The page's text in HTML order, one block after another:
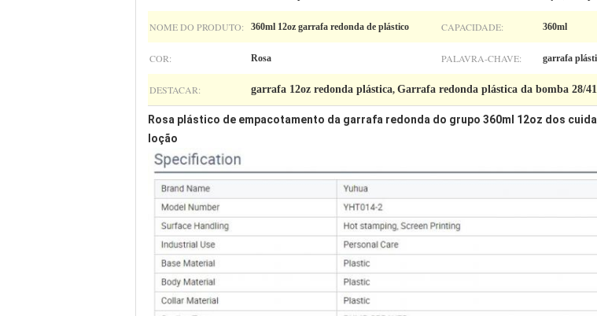
NOME DO PRODUTO: 360ml 12oz garrafa redonda de plástico CAPACIDADE: 360ml
COR: Rosa PALAVRA-CHAVE: garrafa
DESTACAR: garrafa 12oz redonda plástica, Garrafa redonda plástica da bomba 28/
Rosa plástico de empacotamento da garrafa redonda do grupo 360ml 12oz dos
loção